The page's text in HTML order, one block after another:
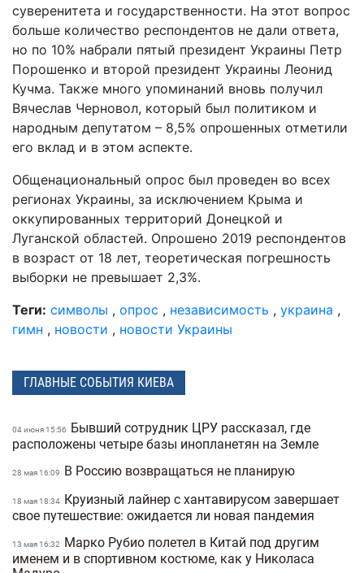
суверенитета и государственности. На этот вопрос
больше количество респондентов не дали ответа,
но по 10% набрали пятый президент Украины Петр
Порошенко и второй президент Украины Леонид
Кучма. Также много упоминаний вновь получил
Вячеслав Черновол, который был политиком и
народным депутатом – 8,5% опрошенных отметили
его вклад и в этом аспекте.
Общенациональный опрос был проведен во всех
регионах Украины, за исключением Крыма и
оккупированных территорий Донецкой и
Луганской областей. Опрошено 2019 респондентов
в возраст от 18 лет, теоретическая погрешность
выборки не превышает 2,3%.
Теги: символы , опрос , независимость , украина ,
гимн , новости , новости Украины
ГЛАВНЫЕ СОБЫТИЯ КИЕВА
04 июня 15:56
Бывший сотрудник ЦРУ рассказал, где
расположены четыре базы инопланетян на Земле
28 мая 16:09 В Россию возвращаться не планирую
18 мая 18:34 Круизный лайнер с хантавирусом завершает
свое путешествие: ожидается ли новая пандемия
13 мая 16:32
Марко Рубио полетел в Китай под другим
именем и в спортивном костюме, как у Николаса